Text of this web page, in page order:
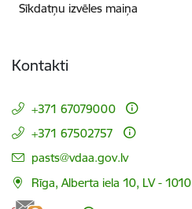
Sīkdatņu izvēles maiņa
Kontakti
+371 67079000
+371 67502757
E-pasts:
pasts@vdaa.gov.lv
Rīga, Alberta iela 10, LV - 1010